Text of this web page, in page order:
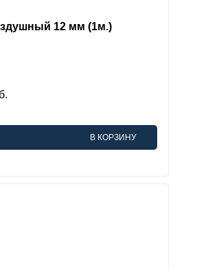
12 мм (1м.)
В КОРЗИНУ